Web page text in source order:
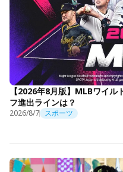
【2026年8月版】MLBワイ
フ進出ラインは？
2026/8/7 スポーツ